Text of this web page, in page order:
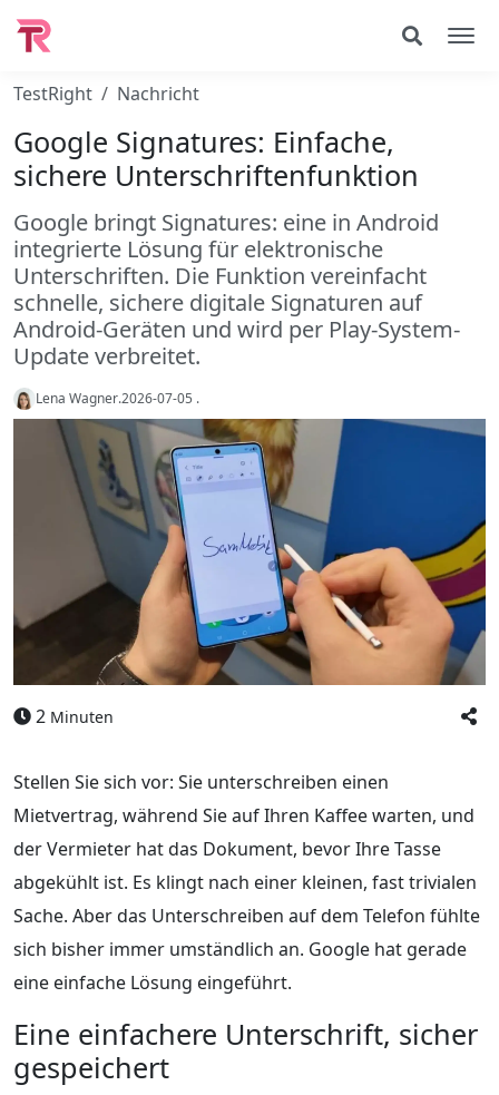
TestRight Nachricht
Google Signatures: Einfache,
sichere Unterschriftenfunktion
Google bringt Signatures: eine in Android
integrierte Lösung für elektronische
Unterschriften. Die Funktion vereinfacht
schnelle, sichere digitale Signaturen auf
Android-Geräten und wird per Play-System-
Update verbreitet.
Lena Wagner.2026-07-05 .
2 Minuten
Stellen Sie sich vor: Sie unterschreiben einen
Mietvertrag, während Sie auf Ihren Kaffee warten, und
der Vermieter hat das Dokument, bevor Ihre Tasse
abgekühlt ist. Es klingt nach einer kleinen, fast trivialen
Sache. Aber das Unterschreiben auf dem Telefon fühlte
sich bisher immer umständlich an. Google hat gerade
eine einfache Lösung eingeführt.
Eine einfachere Unterschrift, sicher
gespeichert